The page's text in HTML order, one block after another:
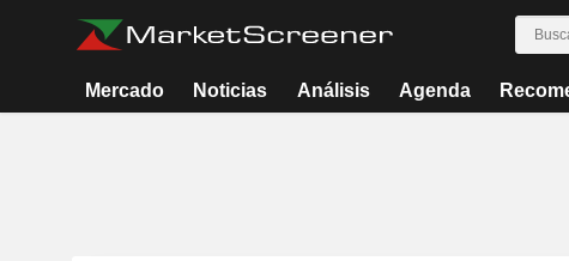
Mercado Noticias Análisis Agenda